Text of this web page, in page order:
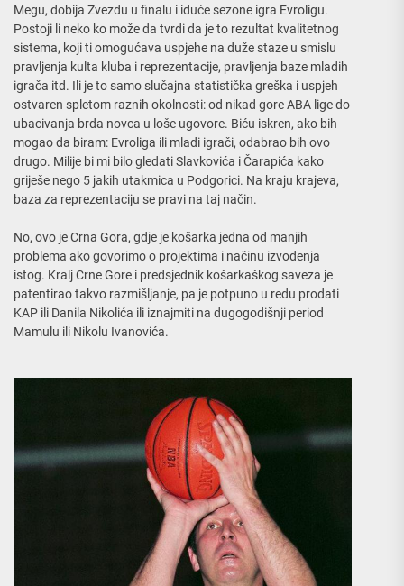
Megu, dobija Zvezdu u finalu i iduće sezone igra Evroligu.
Postoji li neko ko može da tvrdi da je to rezultat kvalitetnog
sistema, koji ti omogućava uspjehe na duže staze u smislu
pravljenja kulta kluba i reprezentacije, pravljenja baze mladih
igrača itd. Ili je to samo slučajna statistička greška i uspjeh
ostvaren spletom raznih okolnosti: od nikad gore ABA lige do
ubacivanja brda novca u loše ugovore. Biću iskren, ako bih
mogao da biram: Evroliga ili mladi igrači, odabrao bih ovo
drugo. Milije bi mi bilo gledati Slavkovića i Čarapića kako
griješe nego 5 jakih utakmica u Podgorici. Na kraju krajeva,
baza za reprezentaciju se pravi na taj način.
No, ovo je Crna Gora, gdje je košarka jedna od manjih
problema ako govorimo o projektima i načinu izvođenja
istog. Kralj Crne Gore i predsjednik košarkaškog saveza je
patentirao takvo razmišljanje, pa je potpuno u redu prodati
KAP ili Danila Nikolića ili iznajmiti na dugogodišnji period
Mamulu ili Nikolu Ivanovića.